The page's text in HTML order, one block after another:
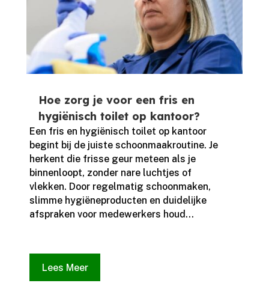
Hoe zorg je voor een fris en
hygiënisch toilet op kantoor?
Een fris en hygiënisch toilet op kantoor
begint bij de juiste schoonmaakroutine.​ Je
herkent die frisse geur meteen als je
binnenloopt, zonder nare luchtjes of
vlekken.​ Door regelmatig schoonmaken,
slimme hygiëneproducten en duidelijke
afspraken voor medewerkers houd...
Lees Meer